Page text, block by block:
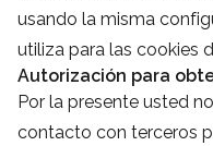
usando la misma
utiliza para las cookies
Autorización para
Por la presente usted
contacto con terceros